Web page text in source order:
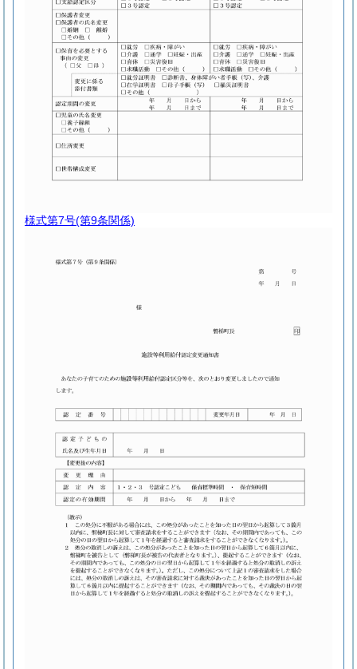
様式第7号(第9条関係)